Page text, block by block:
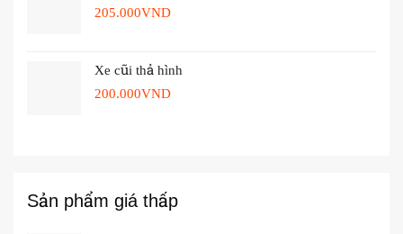
205.000VND
Xe cũi thả hình
200.000VND
Sản phẩm giá thấp